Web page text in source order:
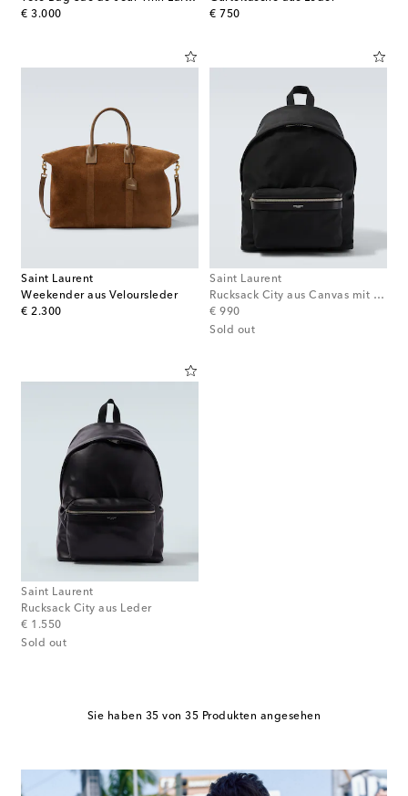
€ 3.000
original price
€ 750
original price
Saint Laurent
Weekender aus Veloursleder
€ 2.300
original price
Saint Laurent
Rucksack City aus Canvas mit Leder
€ 990
original price
Sold out
Saint Laurent
Rucksack City aus Leder
€ 1.550
original price
Sold out
Sie haben 35 von 35 Produkten angesehen